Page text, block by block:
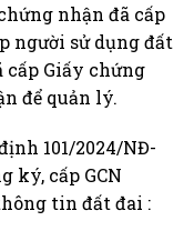
nhận đã cấp
người sử dụng đất
cấp Giấy chứng
để quản lý.
101/2024/NĐ-
ký, cấp GCN
tin đất đai :